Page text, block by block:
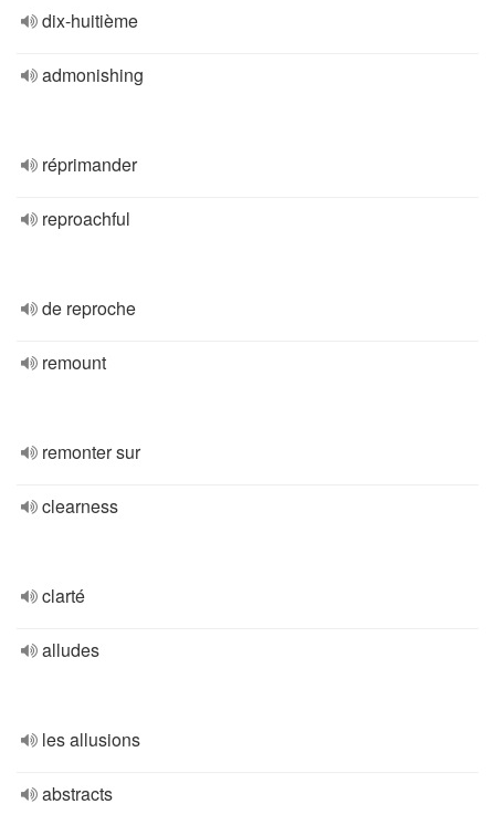
dix-huitième
admonishing
réprimander
reproachful
de reproche
remount
remonter sur
clearness
clarté
alludes
les allusions
abstracts